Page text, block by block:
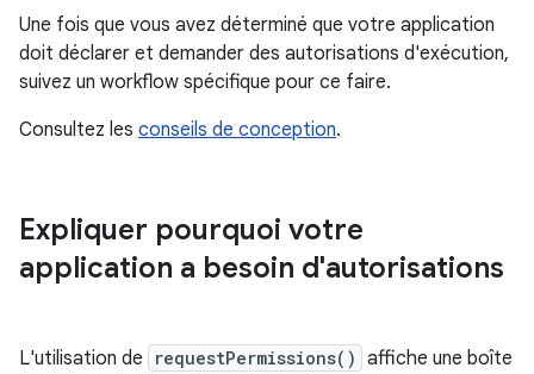
Une fois que vous avez déterminé que votre application
doit déclarer et demander des autorisations d'exécution,
suivez un workflow spécifique pour ce faire.
Consultez les conseils de conception.
Expliquer pourquoi votre
application a besoin d'autorisations
L'utilisation de requestPermissions() affiche une boîte